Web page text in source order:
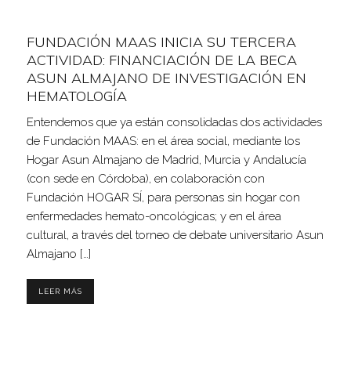
FUNDACIÓN MAAS INICIA SU TERCERA
ACTIVIDAD: FINANCIACIÓN DE LA BECA
ASUN ALMAJANO DE INVESTIGACIÓN EN
HEMATOLOGÍA
Entendemos que ya están consolidadas dos actividades
de Fundación MAAS: en el área social, mediante los
Hogar Asun Almajano de Madrid, Murcia y Andalucía
(con sede en Córdoba), en colaboración con
Fundación HOGAR SÍ, para personas sin hogar con
enfermedades hemato-oncológicas; y en el área
cultural, a través del torneo de debate universitario Asun
Almajano […]
LEER MÁS